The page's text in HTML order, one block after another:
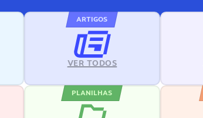
ARTIGOS
VER TODOS
PLANILHAS